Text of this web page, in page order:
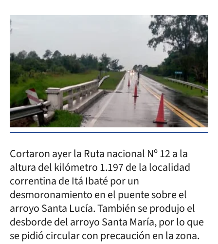
Cortaron ayer la Ruta nacional Nº 12 a la
altura del kilómetro 1.197 de la localidad
correntina de Itá Ibaté por un
desmoronamiento en el puente sobre el
arroyo Santa Lucía. También se produjo el
desborde del arroyo Santa María, por lo que
se pidió circular con precaución en la zona.